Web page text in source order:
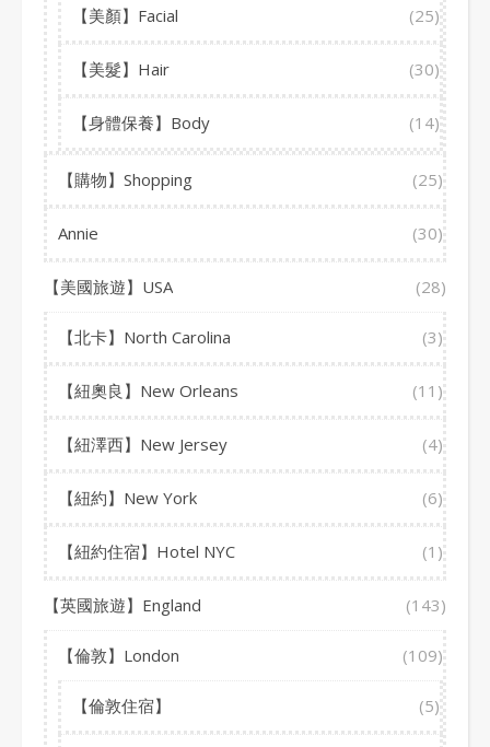
【美顏】Facial (25)
【美髮】Hair (30)
【身體保養】Body (14)
【購物】Shopping (25)
Annie (30)
【美國旅遊】USA (28)
【北卡】North Carolina (3)
【紐奧良】New Orleans (11)
【紐澤西】New Jersey (4)
【紐約】New York (6)
【紐約住宿】Hotel NYC (1)
【英國旅遊】England (143)
【倫敦】London (109)
【倫敦住宿】 (5)